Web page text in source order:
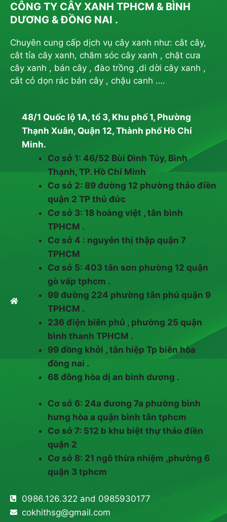
CÔNG TY CÂY XANH TPHCM & BÌNH
DƯƠNG & ĐỒNG NAI .
Chuyên cung cấp dịch vụ cây xanh như: cắt cây,
cắt tỉa cây xanh, chăm sóc cây xanh , chặt cưa
cây xanh , bán cây , đào trồng ,di dời cây xanh ,
cắt cỏ dọn rác bán cây , chậu canh ….
48/1 Quốc lộ 1A, tổ 3, Khu phố 1, Phường
Thạnh Xuân, Quận 12, Thành phố Hồ Chí
Minh.
Cơ sở 1: 46/52 Bùi Đình Túy, Bình
Thạnh, TP. Hồ Chí Minh
Cơ sở 2: 89 đường 12 phường thảo điền
quận 2 TP thủ đức
Cơ sở 3: 18 hoàng việt , tân bình
TPHCM .
Cơ sở 4 : nguyễn thị thập quận 7
TPHCM
Cơ sở 5: 403 tân sơn phường 12 quận
gò vấp tphcm .
99 đường 224 phường tân phú quận 9
TPHCM .
236 điện biên phủ , phường 25 quận
bình thanh TPHCM .
99 đồng khởi , tân hiệp Tp biên hòa
đồng nai .
68 đông hòa dị an bình dương .
Cơ sở 6: 24a đương 7a phường bình
hưng hòa a quận bình tân tphcm
Cơ sở 7: 512 b khu biệt thự thảo điền
quận 2
Cơ sở 8: 21 ngô thừa nhiệm ,phường 6
quận 3 tphcm
0986.126.322 and 0985930177
cokhithsg@gmail.com